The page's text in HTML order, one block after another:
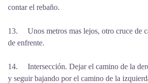
contar el rebaño.
13. Unos metros mas lejos, otro cruce de
de enfrente.
14. Intersección. Dejar el camino de la
y seguir bajando por el camino de la